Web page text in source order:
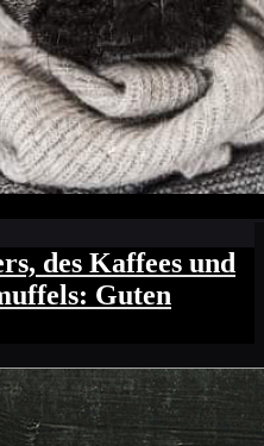
des Kaffees und
Guten